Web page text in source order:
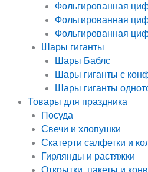
Фольгированная
Фольгированная
Фольгированная
Шары гиганты
Шары Баблс
Шары гиганты с
Шары гиганты
Товары для праздника
Посуда
Свечи и хлопушки
Скатерти салфетки и
Гирлянды и растяжки